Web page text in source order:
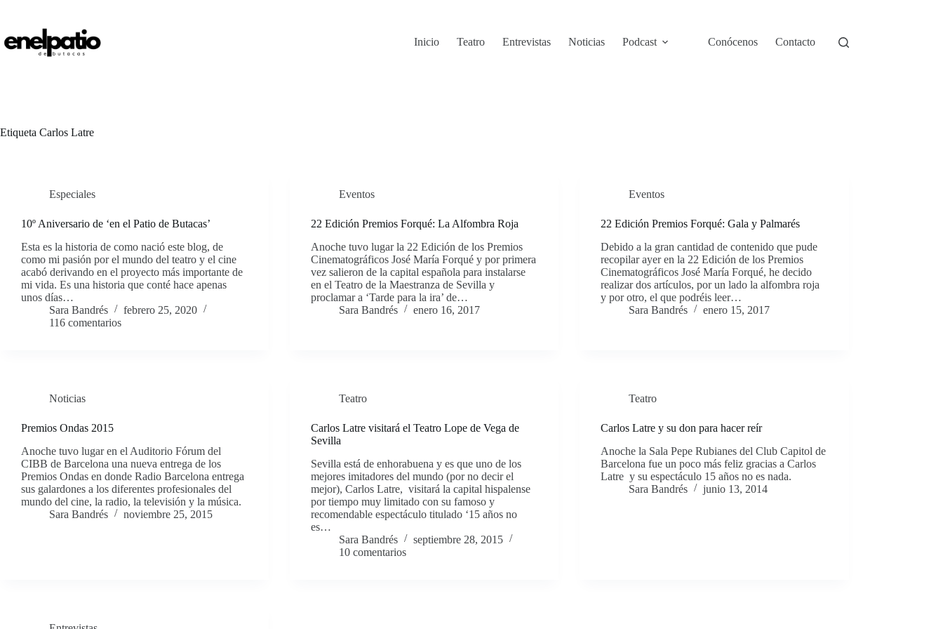
contenido
Inicio
Teatro Entrevistas Noticias Podcast Conócenos Contacto
Etiqueta Carlos Latre
Especiales
10º Aniversario de ‘en el Patio de Butacas’
Esta es la historia de como nació este blog, de
como mi pasión por el mundo del teatro y el cine
acabó derivando en el proyecto más importante de
mi vida. Es una historia que conté hace apenas
unos días…
Sara Bandrés
febrero 25, 2020
116 comentarios
Eventos
22 Edición Premios Forqué: La Alfombra Roja
Anoche tuvo lugar la 22 Edición de los Premios
Cinematográficos José María Forqué y por primera
vez salieron de la capital española para instalarse
en el Teatro de la Maestranza de Sevilla y
proclamar a ‘Tarde para la ira’ de…
Sara Bandrés
enero 16, 2017
Eventos
22 Edición Premios Forqué: Gala y Palmarés
Debido a la gran cantidad de contenido que pude
recopilar ayer en la 22 Edición de los Premios
Cinematográficos José María Forqué, he decido
realizar dos artículos, por un lado la alfombra roja
y por otro, el que podréis leer…
Sara Bandrés
enero 15, 2017
Noticias
Premios Ondas 2015
Anoche tuvo lugar en el Auditorio Fórum del
CIBB de Barcelona una nueva entrega de los
Premios Ondas en donde Radio Barcelona entrega
sus galardones a los diferentes profesionales del
mundo del cine, la radio, la televisión y la música.
Sara Bandrés
noviembre 25, 2015
Teatro
Carlos Latre visitará el Teatro Lope de Vega de
Sevilla
Sevilla está de enhorabuena y es que uno de los
mejores imitadores del mundo (por no decir el
mejor), Carlos Latre, visitará la capital hispalense
por tiempo muy limitado con su famoso y
recomendable espectáculo titulado ‘15 años no
es…
Sara Bandrés
septiembre 28, 2015
10 comentarios
Teatro
Carlos Latre y su don para hacer reír
Anoche la Sala Pepe Rubianes del Club Capitol de
Barcelona fue un poco más feliz gracias a Carlos
Latre y su espectáculo 15 años no es nada.
Sara Bandrés
junio 13, 2014